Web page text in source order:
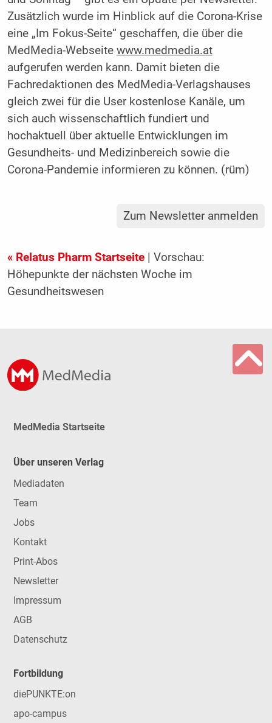
Zusätzlich wurde im Hinblick auf die Corona-Krise
eine „Im Fokus-Seite“ geschaffen, die über die
MedMedia-Webseite www.medmedia.at
aufgerufen werden kann. Damit bieten die
Fachredaktionen des MedMedia-Verlagshauses
gleich zwei für die User kostenlose Kanäle, um
sich auch wissenschaftlich fundiert und
hochaktuell über aktuelle Entwicklungen im
Gesundheits- und Medizinbereich sowie die
Corona-Pandemie informieren zu können. (rüm)
Zum Newsletter anmelden
« Relatus Pharm Startseite| Vorschau:
Höhepunkte der nächsten Woche im
Gesundheitswesen
MedMedia Startseite
Über unseren Verlag
Mediadaten
Team
Jobs
Kontakt
Print-Abos
Newsletter
Impressum
AGB
Datenschutz
Fortbildung
diePUNKTE:on
apo-campus